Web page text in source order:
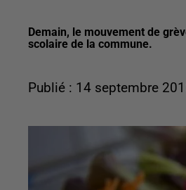
Demain, le mouvement de
scolaire de la commune.
Publié : 14 septembre